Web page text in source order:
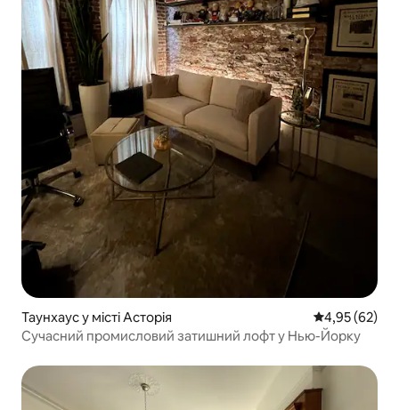
Таунхаус у місті Асторія Середня
4,95 (62)
Сучасний промисловий затишний лофт у Нью-Йорку